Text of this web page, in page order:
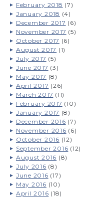
February 2018 (7)
January 2018 (4)
December 2017 (6)
November 2017 (5)
October 2017 (6)
August 2017 (1)
July 2017 (5)
June 2017 (3)
May 2017 (8)
April 2017 (26)
March 2017 (11)
February 2017 (10)
January 2017 (8)
December 2016 (7)
November 2016 (6)
October 2016 (12)
September 2016 (12)
August 2016 (8)
July 2016 (8)
June 2016 (17)
May 2016 (10)
April 2016 (18)